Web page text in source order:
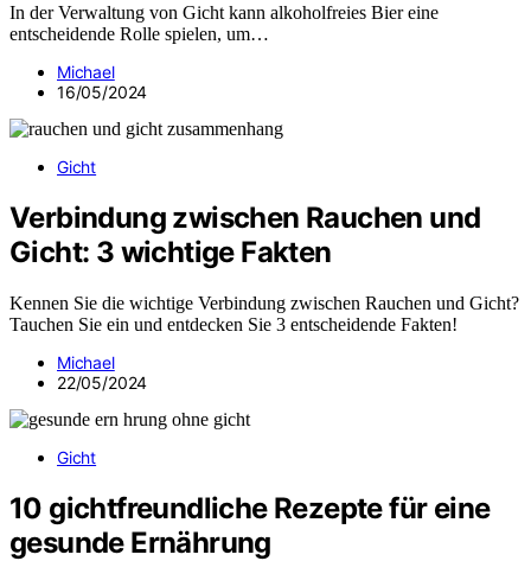
In der Verwaltung von Gicht kann alkoholfreies Bier eine
entscheidende Rolle spielen, um…
Michael
16/05/2024
Gicht
Verbindung zwischen Rauchen und
Gicht: 3 wichtige Fakten
Kennen Sie die wichtige Verbindung zwischen Rauchen und Gicht?
Tauchen Sie ein und entdecken Sie 3 entscheidende Fakten!
Michael
22/05/2024
Gicht
10 gichtfreundliche Rezepte für eine
gesunde Ernährung